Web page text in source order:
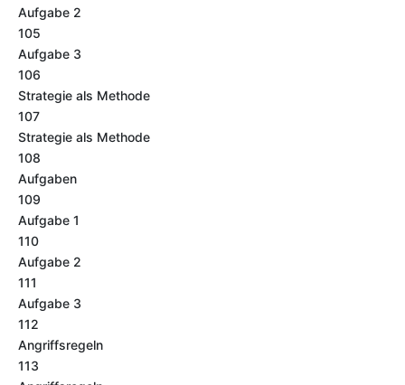
Aufgabe 2
105
Aufgabe 3
106
Strategie als Methode
107
Strategie als Methode
108
Aufgaben
109
Aufgabe 1
110
Aufgabe 2
111
Aufgabe 3
112
Angriffsregeln
113